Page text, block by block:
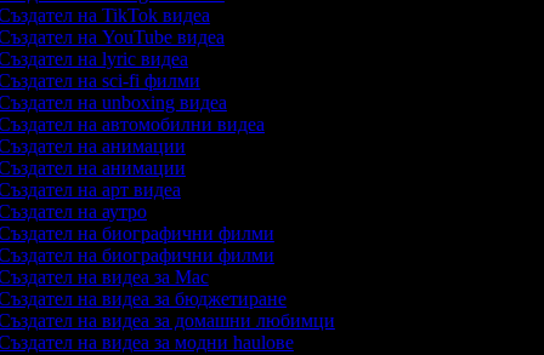
на TikTok видеа
на YouTube видеа
на lyric видеа
на sci-fi филми
на unboxing видеа
на автомобилни видеа
на анимации
на анимации
на арт видеа
на аутро
на биографични филми
на биографични филми
на видеа за Mac
на видеа за бюджетиране
на видеа за домашни любимци
на видеа за модни haulове